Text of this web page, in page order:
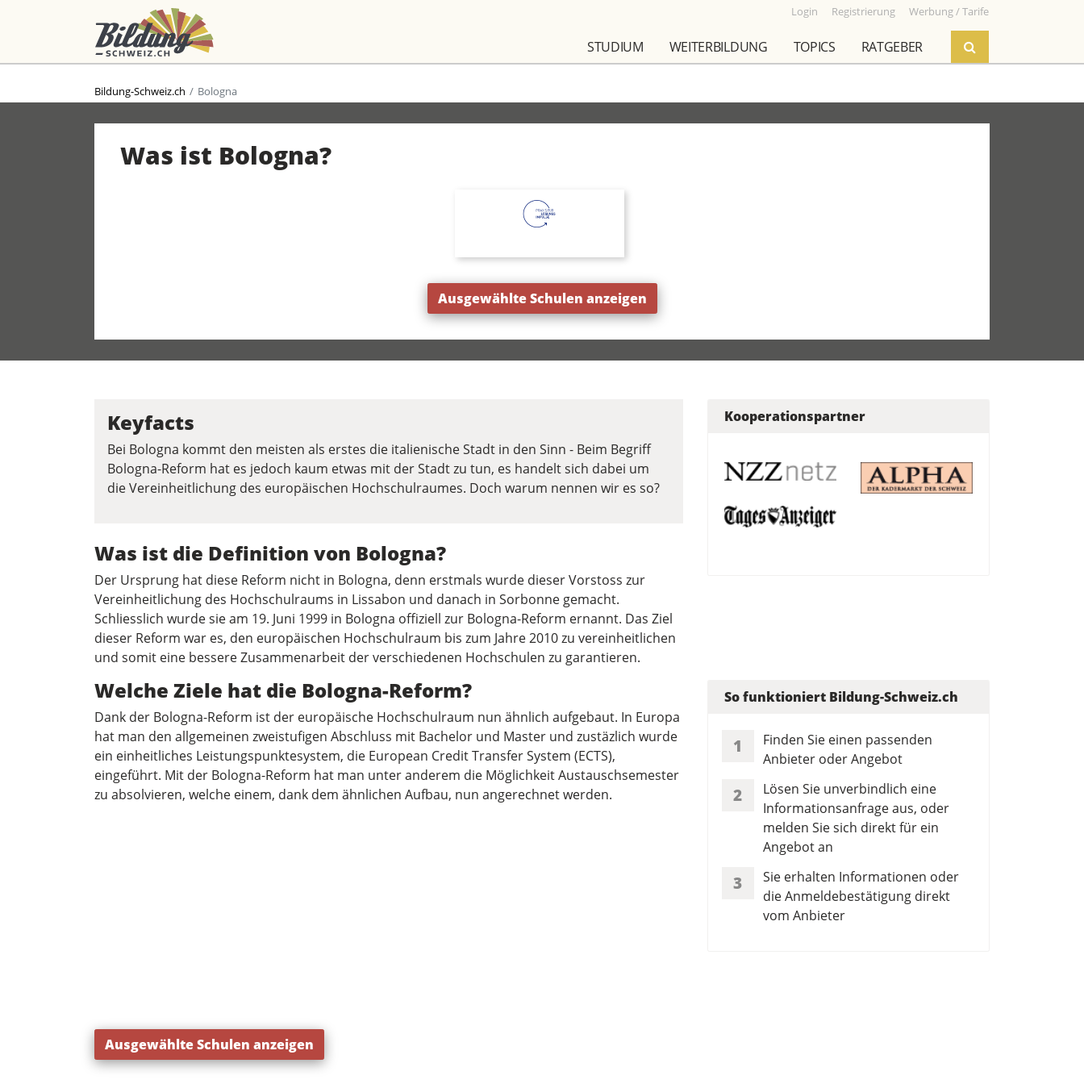
Login Registrierung Werbung / Tarife
STUDIUM WEITERBILDUNG TOPICS RATGEBER
Bildung-Schweiz.ch Bologna
Was ist Bologna?
Ausgewählte Schulen anzeigen
Keyfacts
Bei Bologna kommt den meisten als erstes die italienische Stadt in den Sinn - Beim Begriff
Bologna-Reform hat es jedoch kaum etwas mit der Stadt zu tun, es handelt sich dabei um
die Vereinheitlichung des europäischen Hochschulraumes. Doch warum nennen wir es so?
Was ist die Definition von Bologna?
Der Ursprung hat diese Reform nicht in Bologna, denn erstmals wurde dieser Vorstoss zur
Vereinheitlichung des Hochschulraums in Lissabon und danach in Sorbonne gemacht.
Schliesslich wurde sie am 19. Juni 1999 in Bologna offiziell zur Bologna-Reform ernannt. Das Ziel
dieser Reform war es, den europäischen Hochschulraum bis zum Jahre 2010 zu vereinheitlichen
und somit eine bessere Zusammenarbeit der verschiedenen Hochschulen zu garantieren.
Kooperationspartner
Welche Ziele hat die Bologna-Reform?
Dank der Bologna-Reform ist der europäische Hochschulraum nun ähnlich aufgebaut. In Europa
hat man den allgemeinen zweistufigen Abschluss mit Bachelor und Master und zustäzlich wurde
ein einheitliches Leistungspunktesystem, die European Credit Transfer System (ECTS),
eingeführt. Mit der Bologna-Reform hat man unter anderem die Möglichkeit Austauschsemester
zu absolvieren, welche einem, dank dem ähnlichen Aufbau, nun angerechnet werden.
So funktioniert Bildung-Schweiz.ch
1
Finden Sie einen passenden
Anbieter oder Angebot
2
Lösen Sie unverbindlich eine
Informationsanfrage aus, oder
melden Sie sich direkt für ein
Angebot an
3
Sie erhalten Informationen oder
die Anmeldebestätigung direkt
vom Anbieter
Ausgewählte Schulen anzeigen